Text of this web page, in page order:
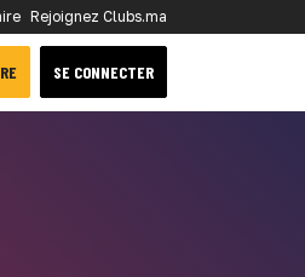
Rejoignez Clubs.ma
SE CONNECTER